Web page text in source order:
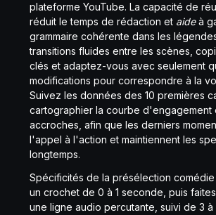
plateforme YouTube. La capacité de
réduit le temps de rédaction et aideà
grammaire cohérente dans les
transitions fluides entre les scènes,
clés et adaptez-vous avec seulement
modifications pour correspondre à la
Suivez les données des 10 premières
cartographier la courbe d'engagement
accroches, afin que les derniers
l'appel à l'action et maintiennent les
longtemps.
Spécificités de la présélection
un crochet de 0 à 1 seconde, puis
une ligne audio percutante, suivi de 3